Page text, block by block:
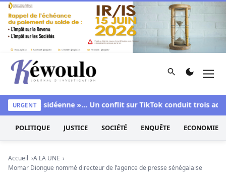
Aller au contenu
Kéwoulo, le premier site d'information et d'investigation
Rechercher
URGENT
», « sidéenne »… Un conflit sur TikTok conduit trois
POLITIQUE JUSTICE SOCIÉTÉ ENQUÊTE ECONOMIE
Accueil
A LA UNE
Momar Diongue nommé directeur de l’agence de presse sénégalaise